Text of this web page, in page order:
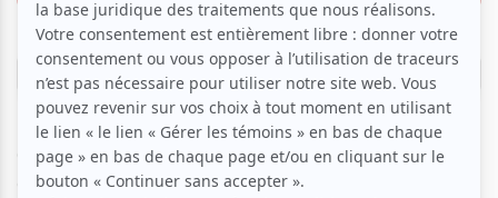
Réserver
Quand on vit avec une surdité, il arrive parfois que
certaines situations du quotidien prennent des chemins